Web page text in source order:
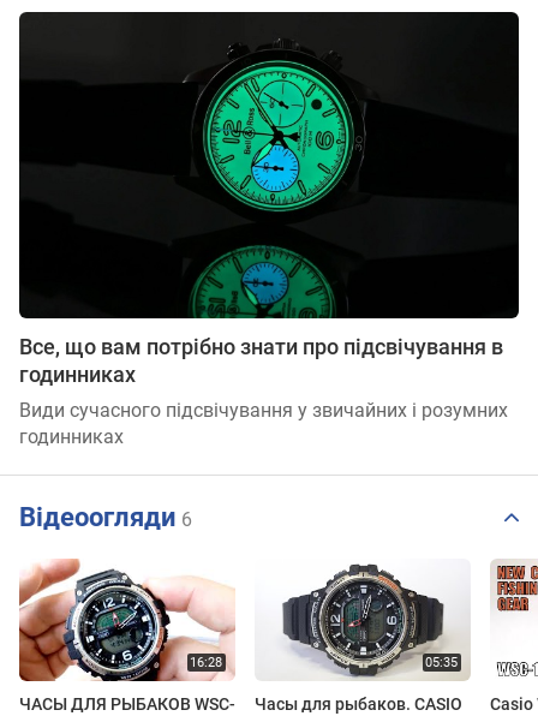
Все, що вам потрібно знати про підсвічування в
годинниках
Види сучасного підсвічування у звичайних і розумних
годинниках
Відеоогляди 6
ЧАСЫ ДЛЯ РЫБАКОВ WSC-
Часы для рыбаков. CASIO
Casio